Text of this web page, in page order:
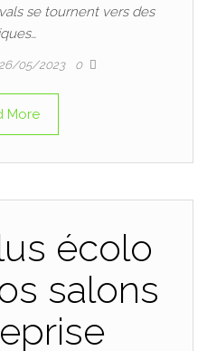
se tournent vers des
05/2023 0
More
écolo
salons